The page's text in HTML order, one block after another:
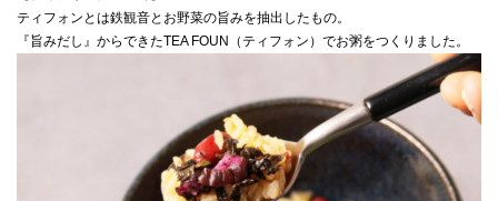
ティフォンとは鉄観音とお野菜の旨みを抽出したもの。
『旨みだし』からできたTEA FOUN（ティフォン）でお粥をつくりました。